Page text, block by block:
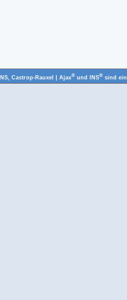
INS, Castrop-Rauxel | Ajax®und INS®sind